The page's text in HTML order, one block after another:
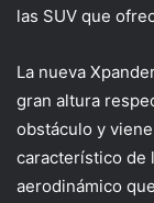
las SUV que
La nueva
gran altura
obstáculo y
característico de
aerodinámico